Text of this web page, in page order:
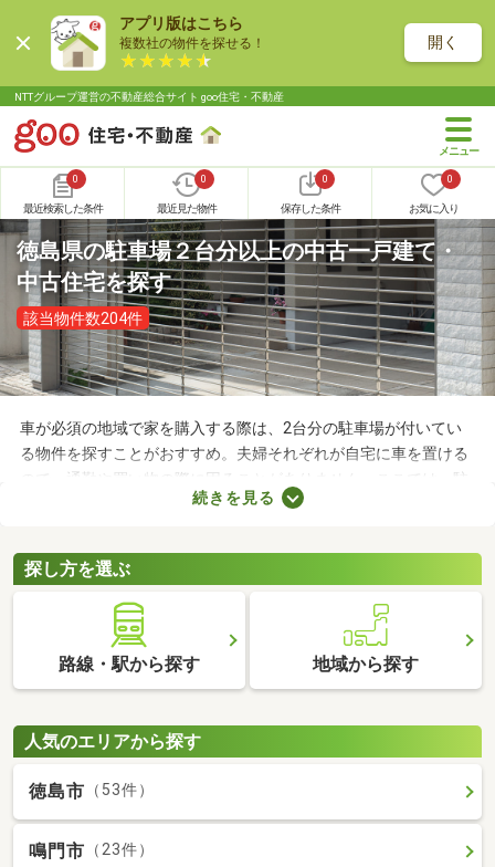
アプリ版はこちら
複数社の物件を探せる！ 開く
NTTグループ運営の不動産総合サイト goo住宅・不動産
0
最近検索した条件
0
最近見た物件
0
保存した条件
0
お気に入り
徳島県の駐車場２台分以上の中古一戸建て・
中古住宅を探す
該当物件数204件
車が必須の地域で家を購入する際は、2台分の駐車場が付いてい
る物件を探すことがおすすめ。夫婦それぞれが自宅に車を置ける
ので、通勤や買い物の際に困ることがありません。ここでは、駐
車場2台分以上を備えている中古の一戸建てを紹介します。物件
トをチェックしましょう。
続きを見る
探し方を選ぶ
路線・駅から探す 地域から探す
人気のエリアから探す
徳島市 （53件）
鳴門市 （23件）